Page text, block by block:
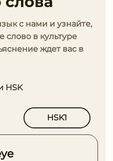
с нами и узнайте,
слово в культуре
ждет вас в
HSK
HSK1